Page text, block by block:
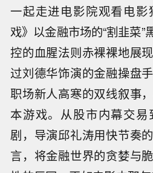
一起走进电影院观看电
戏》以金融市场的“割韭菜
控的血腥法则赤裸裸地展
过刘德华饰演的金融操盘
职场新人高寒的双线叙事
本游戏。从股市内幕交
剧，导演邱礼涛用快节奏
言，将金融世界的贪婪与